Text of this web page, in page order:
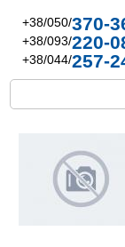
+38/050/370-
+38/093/220-
+38/044/257-